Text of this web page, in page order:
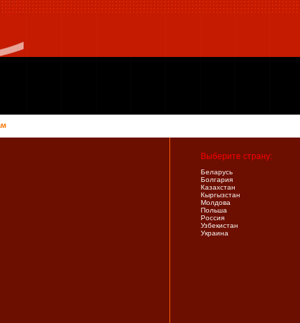
Выберите страну:
Беларусь
Болгария
Казахстан
Кыргызстан
Молдова
Польша
Россия
Узбекистан
Украина